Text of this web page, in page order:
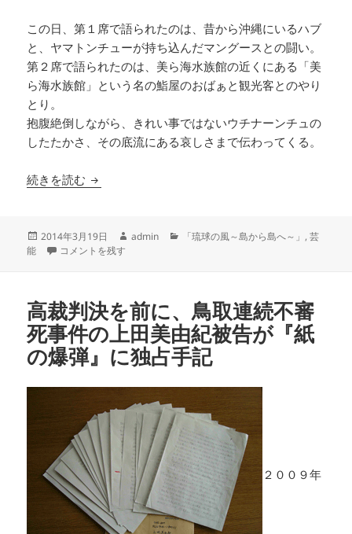
この日、第１席で語られたのは、昔から沖縄にいるハブ
と、ヤマトンチューが持ち込んだマングースとの闘い。
第２席で語られたのは、美ら海水族館の近くにある「美
ら海水族館」という名の鮨屋のおばぁと観光客とのやり
とり。
抱腹絶倒しながら、きれい事ではないウチナーンチュの
したたかさ、その底流にある哀しさまで伝わってくる。
続きを読む うちな?噺家、立川志ぃさーの笑いにひそむ、沖
投
稿
2014年3月19日
作
admin
カ「琉球の風～島から島へ～」 ,芸
能
うちな?噺家、立川志ぃさーの笑いにひそむ、沖縄の真実 に
コメントを残す
高裁判決を前に、鳥取連続不審
死事件の上田美由紀被告が『紙
の爆弾』に独占手記
２００９年